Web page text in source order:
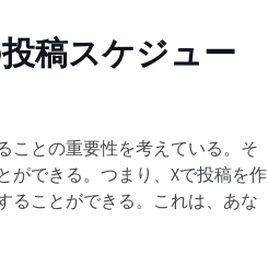
稿スケジュー
ことの重要性を考えている。そ
ができる。つまり、Xで投稿を作
ることができる。これは、あな